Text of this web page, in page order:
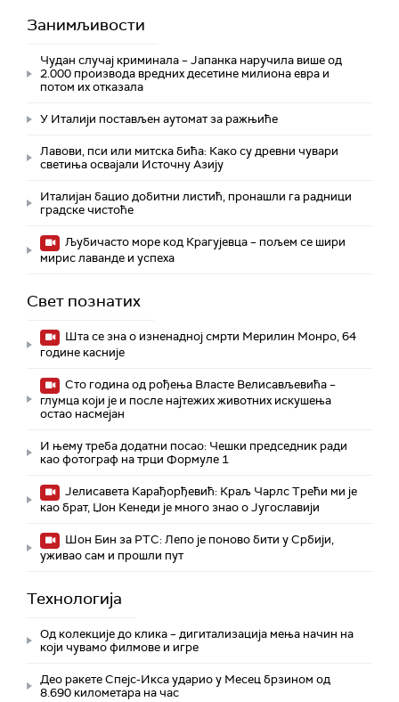
Занимљивости
Чудан случај криминала – Јапанка наручила више од
2.000 производа вредних десетине милиона евра и
потом их отказала
У Италији постављен аутомат за ражњиће
Лавови, пси или митска бића: Како су древни чувари
светиња освајали Источну Азију
Италијан бацио добитни листић, пронашли га радници
градске чистоће
Љубичасто море код Крагујевца – пољем се шири
мирис лаванде и успеха
Свет познатих
Шта се зна о изненадној смрти Мерилин Монро, 64
године касније
Сто година од рођења Власте Велисављевића –
глумца који је и после најтежих животних искушења
остао насмејан
И њему треба додатни посао: Чешки председник ради
као фотограф на трци Формуле 1
Јелисавета Карађорђевић: Краљ Чарлс Трећи ми је
као брат, Џон Кенеди је много знао о Југославији
Шон Бин за РТС: Лепо је поново бити у Србији,
уживао сам и прошли пут
Технологијa
Од колекције до клика – дигитализација мења начин на
који чувамо филмове и игре
Део ракете Спејс-Икса ударио у Месец брзином од
8.690 километара на час